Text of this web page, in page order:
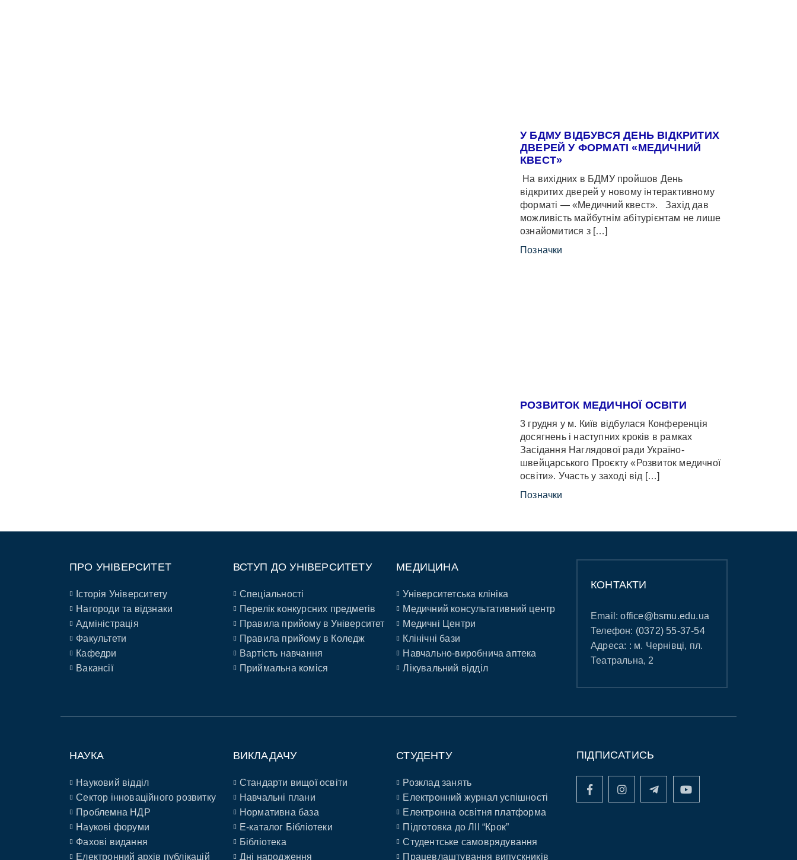
У БДМУ ВІДБУВСЯ ДЕНЬ ВІДКРИТИХ
ДВЕРЕЙ У ФОРМАТІ «МЕДИЧНИЙ
КВЕСТ»
На вихідних в БДМУ пройшов День
відкритих дверей у новому інтерактивному
форматі — «Медичний квест». Захід дав
можливість майбутнім абітурієнтам не лише
ознайомитися з […]
Позначки
РОЗВИТОК МЕДИЧНОЇ ОСВІТИ
3 грудня у м. Київ відбулася Конференція
досягнень і наступних кроків в рамках
Засідання Наглядової ради Україно-
швейцарського Проєкту «Розвиток медичної
освіти». Участь у заході від […]
Позначки
ПРО УНІВЕРСИТЕТ
Історія Університету
Нагороди та відзнаки
Адміністрація
Факультети
Кафедри
Вакансії
ВСТУП ДО УНІВЕРСИТЕТУ
Спеціальності
Перелік конкурсних предметів
Правила прийому в Університет
Правила прийому в Коледж
Вартість навчання
Приймальна коміся
МЕДИЦИНА
Університетська клініка
Медичний консультативний центр
Медичні Центри
Клінічні бази
Навчально-виробнича аптека
Лікувальний відділ
КОНТАКТИ
Email:office@bsmu.edu.ua
Телефон: (0372) 55-37-54
Адреса: : м. Чернівці, пл.
Театральна, 2
НАУКА
Науковий відділ
Сектор інноваційного розвитку
Проблемна НДР
Наукові форуми
Фахові видання
Електронний архів публікацій
ВИКЛАДАЧУ
Стандарти вищої освіти
Навчальні плани
Нормативна база
E-каталог Бібліотеки
Бібліотека
Дні народження
СТУДЕНТУ
Розклад занять
Електронний журнал успішності
Електронна освітня платформа
Підготовка до ЛІІ “Крок”
Студентське самоврядування
Працевлаштування випускників
ПІДПИСАТИСЬ